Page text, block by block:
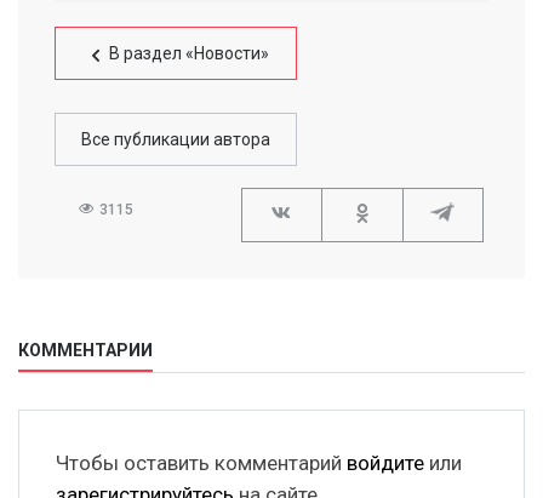
В раздел «Новости»
Все публикации автора
3115
КОММЕНТАРИИ
Чтобы оставить комментарий войдите или